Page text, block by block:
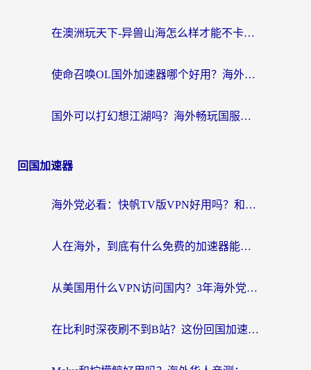
在澳洲玩天下-异兽山海怎么样才能不卡？一份给南半球玩家的自救指南
使命召唤OL国外加速器哪个好用？海外玩家亲测的国服游戏加速终极指南
国外可以打幻想江湖吗？海外畅玩国服游戏的终极指南
回国加速器
海外党必看：快帆TV版VPN好用吗？和Easyback VPN对比哪个回国效果更好？附2026真实测评
人在海外，到底有什么免费的加速器能让我安心追剧打游戏？
从美国用什么VPN访问国内？3年海外党亲测：选对工具才能无缝刷B站、看腾讯视频
在比利时深夜刷不到B站？这份回国加速器避坑指南请收好